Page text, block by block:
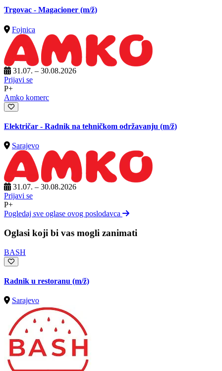
Trgovac - Magacioner (m/ž)
Fojnica
31.07. – 30.08.2026
Prijavi se
P+
Amko komerc
Električar - Radnik na tehničkom održavanju (m/ž)
Sarajevo
31.07. – 30.08.2026
Prijavi se
P+
Pogledaj sve oglase ovog poslodavca
Oglasi koji bi vas mogli zanimati
BASH
Radnik u restoranu (m/ž)
Sarajevo